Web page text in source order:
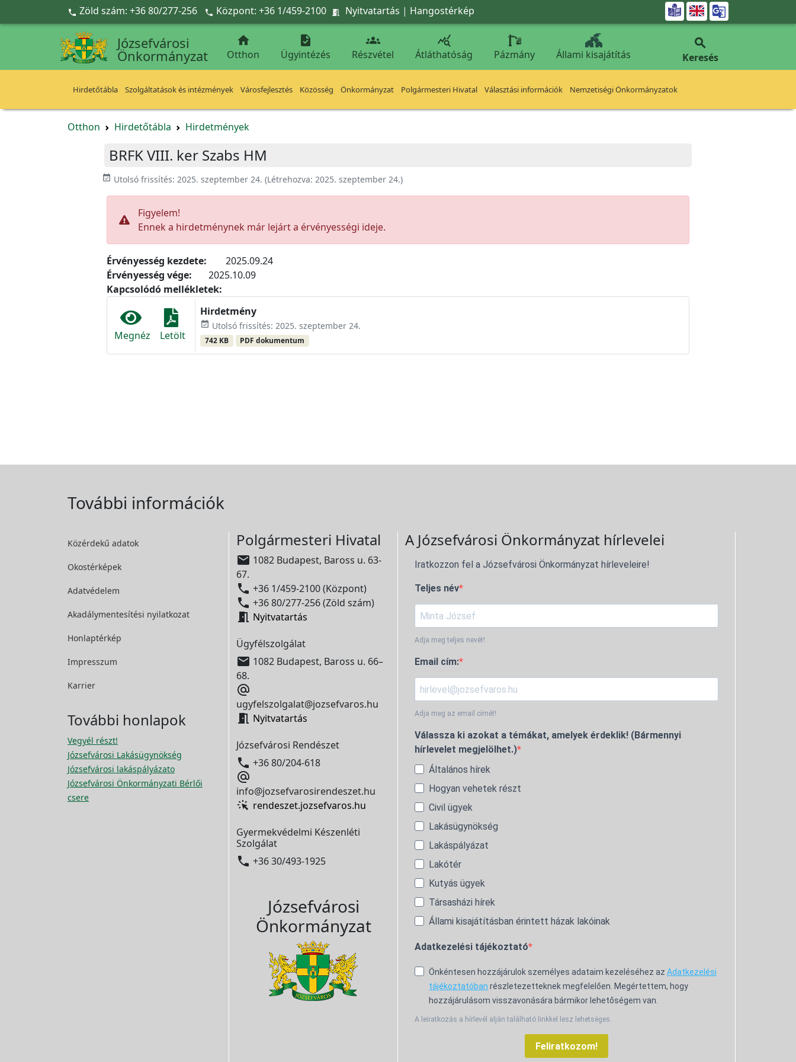
Ugrás a fő tartalomra
 Zöld szám: +36 80/277-256  Központ: +36 1/459-2100  Nyitvatartás | Hangostérkép 
Józsefvárosi
Önkormányzat

Otthon

Ügyintézés

Részvétel

Átláthatóság Pázmány Állami kisajátítás

Keresés
Hirdetőtábla Szolgáltatások és intézmények Városfejlesztés Közösség Önkormányzat Polgármesteri Hivatal Választási információk Nemzetiségi Önkormányzatok
Otthon Hirdetőtábla Hirdetmények
BRFK VIII. ker Szabs HM
event_available Utolsó frissítés: 2025. szeptember 24. (Létrehozva: 2025. szeptember 24.)
Figyelem!
Ennek a hirdetménynek már lejárt a érvényességi ideje.
Érvényesség kezdete:
2025.09.24
Érvényesség vége:
2025.10.09
Kapcsolódó mellékletek:
Megnéz Letölt
Hirdetmény
event_available Utolsó frissítés: 2025. szeptember 24.
742 KB PDF dokumentum
További információk
Közérdekű adatok
Okostérképek
Adatvédelem
Akadálymentesítési nyilatkozat
Honlaptérkép
Impresszum
Karrier
További honlapok
Vegyél részt!
Józsefvárosi Lakásügynökség
Józsefvárosi lakáspályázato
Józsefvárosi Önkormányzati Bérlői
csere
Polgármesteri Hivatal
 1082 Budapest, Baross u. 63-
67.
 +36 1/459-2100 (Központ)
 +36 80/277-256 (Zöld szám)
 Nyitvatartás
Ügyfélszolgálat
 1082 Budapest, Baross u. 66–
68.

ugyfelszolgalat@jozsefvaros.hu
 Nyitvatartás
Józsefvárosi Rendészet
 +36 80/204-618

info@jozsefvarosirendeszet.hu
rendeszet.jozsefvaros.hu
Gyermekvédelmi Készenléti
Szolgálat
 +36 30/493-1925
Józsefvárosi
Önkormányzat
A Józsefvárosi Önkormányzat hírlevelei
Iratkozzon fel a Józsefvárosi Önkormányzat hírleveleire!
Teljes név
Adja meg teljes nevét!
Email cím:
Adja meg az email címét!
Válassza ki azokat a témákat, amelyek érdeklik! (Bármennyi
hírlevelet megjelölhet.)
Általános hírek
Hogyan vehetek részt
Civil ügyek
Lakásügynökség
Lakáspályázat
Lakótér
Kutyás ügyek
Társasházi hírek
Állami kisajátításban érintett házak lakóinak
Adatkezelési tájékoztató
Önkéntesen hozzájárulok személyes adataim kezeléséhez az Adatkezelési
tájékoztatóban részletezetteknek megfelelően. Megértettem, hogy
hozzájárulásom visszavonására bármikor lehetőségem van.
A leiratkozás a hírlevél alján található linkkel lesz lehetséges.
Feliratkozom!